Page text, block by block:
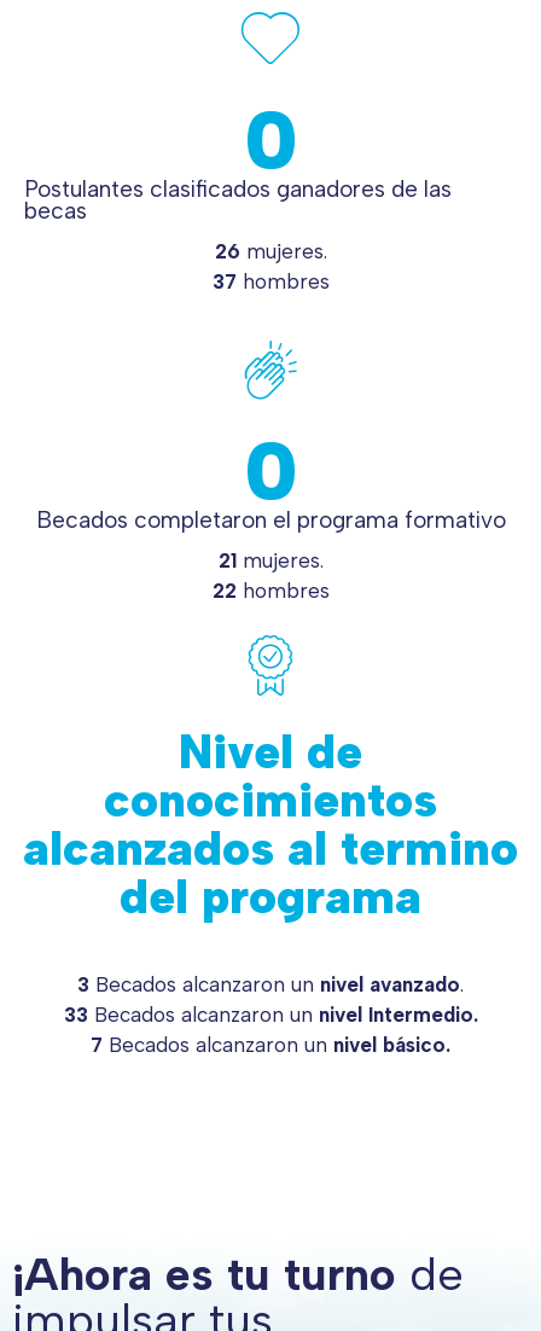
Postulantes clasificados ganadores de las
becas
0
26 mujeres.
37 hombres
Becados completaron el programa formativo
0
21mujeres.
22 hombres
Nivel de
conocimientos
alcanzados al termino
del programa
3 Becados alcanzaron un nivel avanzado.
33 Becados alcanzaron un nivel Intermedio.
7 Becados alcanzaron un nivel básico.
¡Ahora es tu turno de